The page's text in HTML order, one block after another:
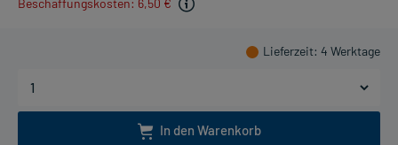
Lieferzeit: 4 Werktage
In den Warenkorb